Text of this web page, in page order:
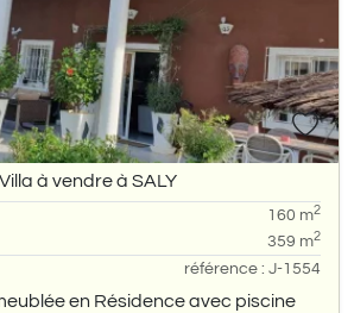
Villa à vendre à SALY
160 m2
359 m2
référence : J-1554
en Résidence avec piscine